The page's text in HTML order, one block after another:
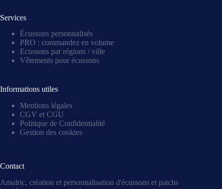
Services
Écussons personnalisés
PRO : commandez en volume
Ecussons par régions / ville
Vêtements pour écussons
Informations utiles
Mentions légales
CGV et CGU
Politique de Confidentialité
Gestion des cookies
Contact
Amalric, création et personnalisation d'écussons et patchs